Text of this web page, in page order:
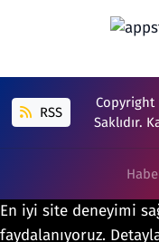
RSS
Copyright
Saklıdır.
En iyi site deneyimi
faydalanıyoruz.